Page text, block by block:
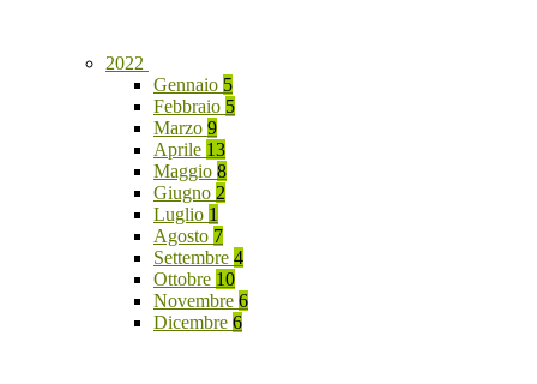
2022
Gennaio 5
Febbraio 5
Marzo 9
Aprile 13
Maggio 8
Giugno 2
Luglio 1
Agosto 7
Settembre 4
Ottobre 10
Novembre 6
Dicembre 6